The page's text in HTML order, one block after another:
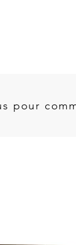
pour